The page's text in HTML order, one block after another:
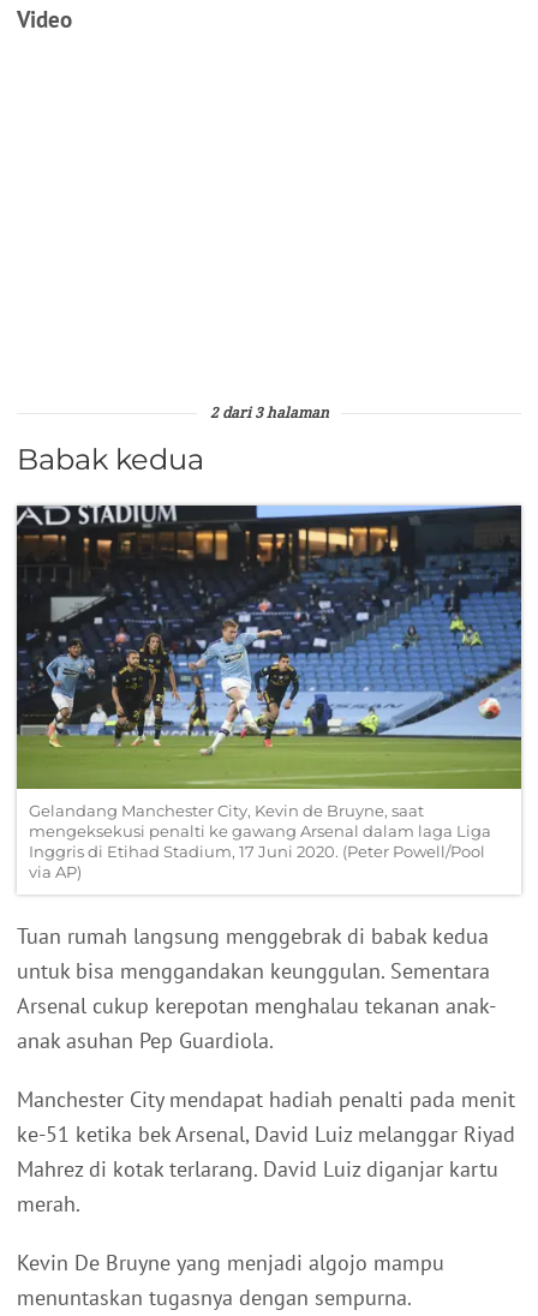
Video
2 dari 3 halaman
Babak kedua
Gelandang Manchester City, Kevin de Bruyne, saat
mengeksekusi penalti ke gawang Arsenal dalam laga Liga
Inggris di Etihad Stadium, 17 Juni 2020. (Peter Powell/Pool
via AP)
Tuan rumah langsung menggebrak di babak kedua
untuk bisa menggandakan keunggulan. Sementara
Arsenal cukup kerepotan menghalau tekanan anak-
anak asuhan Pep Guardiola.
Manchester City mendapat hadiah penalti pada menit
ke-51 ketika bek Arsenal, David Luiz melanggar Riyad
Mahrez di kotak terlarang. David Luiz diganjar kartu
merah.
Kevin De Bruyne yang menjadi algojo mampu
menuntaskan tugasnya dengan sempurna.